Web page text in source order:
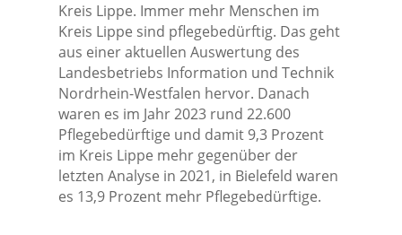
Kreis Lippe. Immer mehr Menschen im
Kreis Lippe sind pflegebedürftig. Das geht
aus einer aktuellen Auswertung des
Landesbetriebs Information und Technik
Nordrhein-Westfalen hervor. Danach
waren es im Jahr 2023 rund 22.600
Pflegebedürftige und damit 9,3 Prozent
im Kreis Lippe mehr gegenüber der
letzten Analyse in 2021, in Bielefeld waren
es 13,9 Prozent mehr Pflegebedürftige.